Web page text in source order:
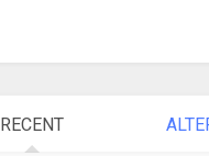
RECENT